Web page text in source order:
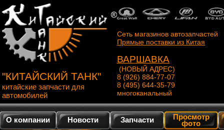
"КИТАЙСКИЙ ТАНК"
китайские запчасти для
автомобилей
Сеть магазинов автозапчастей
Прямые поставки из Китая
ВАРШАВКА
(НОВЫЙ АДРЕС)
8 (926) 884-77-07
8 (495) 644-35-79
многоканальный
О компании Новости Запчасти Просмотр
фото